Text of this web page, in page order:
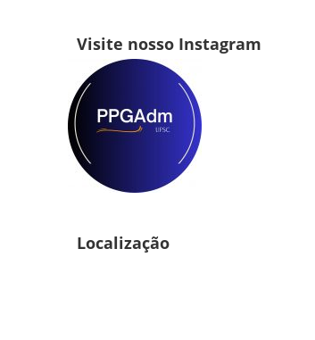
Visite nosso Instagram
Localização